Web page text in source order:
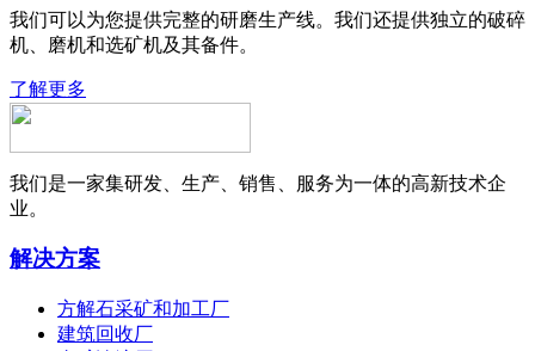
我们可以为您提供完整的研磨生产线。我们还提供独立的破碎
机、磨机和选矿机及其备件。
了解更多
我们是一家集研发、生产、销售、服务为一体的高新技术企
业。
解决方案
方解石采矿和加工厂
建筑回收厂